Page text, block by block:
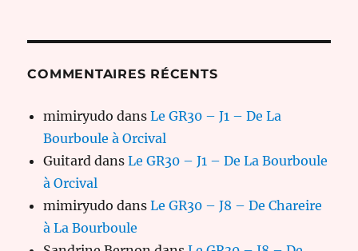
COMMENTAIRES RÉCENTS
mimiryudo dansLe GR30 – J1 – De La
Bourboule à Orcival
Guitard dansLe GR30 – J1 – De La Bourboule
à Orcival
mimiryudo dansLe GR30 – J8 – De Chareire
à La Bourboule